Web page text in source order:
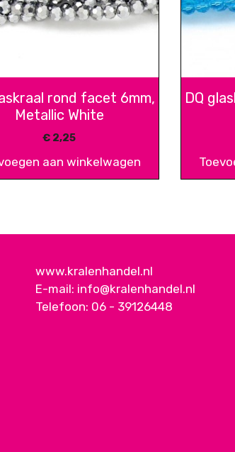
rond facet 6mm,
Metallic White
€ 2,25
aan winkelwagen
DQ
www.kralenhandel.nl
E-mail: info@kralenhandel.nl
Telefoon: 06 - 39126448